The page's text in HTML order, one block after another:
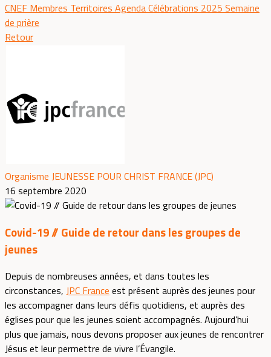
CNEF Membres Territoires AgendaCélébrations 2025 Semaine
de prière
Retour
Organisme JEUNESSE POUR CHRIST FRANCE (JPC)
16 septembre 2020
Covid-19 // Guide de retour dans les groupes de
jeunes
Depuis de nombreuses années, et dans toutes les
circonstances, JPC France est présent auprès des jeunes pour
les accompagner dans leurs défis quotidiens, et auprès des
églises pour que les jeunes soient accompagnés. Aujourd’hui
plus que jamais, nous devons proposer aux jeunes de rencontrer
Jésus et leur permettre de vivre l’Évangile.